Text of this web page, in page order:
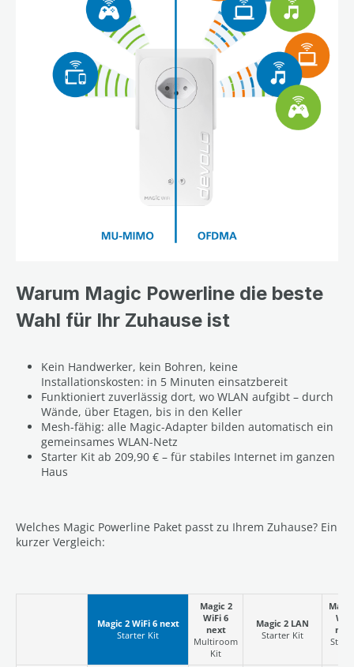
Warum Magic Powerline die beste
Wahl für Ihr Zuhause ist
Kein Handwerker, kein Bohren, keine
Installationskosten: in 5 Minuten einsatzbereit
Funktioniert zuverlässig dort, wo WLAN aufgibt – durch
Wände, über Etagen, bis in den Keller
Mesh-fähig: alle Magic-Adapter bilden automatisch ein
gemeinsames WLAN-Netz
Starter Kit ab 209,90 € – für stabiles Internet im ganzen
Haus
Welches Magic Powerline Paket passt zu Ihrem Zuhause? Ein
kurzer Vergleich:
Magic 2 WiFi 6 next
Starter Kit
Magic 2
WiFi 6
next
Multiroom
Kit
Magic 2 LAN
Starter Kit
WiFi
mini